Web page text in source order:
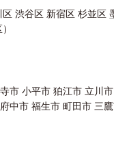
渋谷区 新宿区 杉並区
市 小平市 狛江市 立川
中市 福生市 町田市 三